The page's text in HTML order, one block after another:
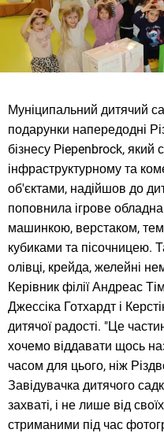
Муніципальний дитячий
подарунки напередодні
бізнесу Piepenbrock, який
інфраструктурному та
об'єктами, надійшов до
поповнила ігрове
машинкою, верстаком,
кубиками та пісочницею.
олівці, крейда, желейні
Керівник філії Андреас
Джессіка Готхардт і
дитячої радості. "Це
хочемо віддавати щось
часом для цього, ніж
Завідувачка дитячого
захваті, і не лише від
стриманими під час